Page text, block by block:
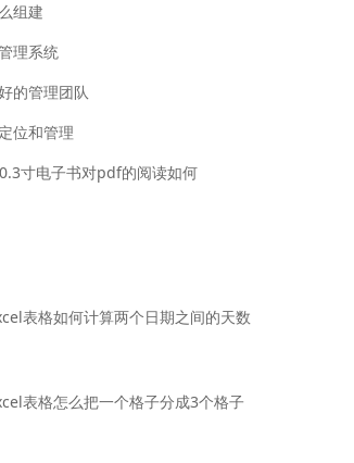
组建
理系统
的管理团队
位和管理
寸电子书对pdf的阅读如何
表格如何计算两个日期之间的天数
表格怎么把一个格子分成3个格子